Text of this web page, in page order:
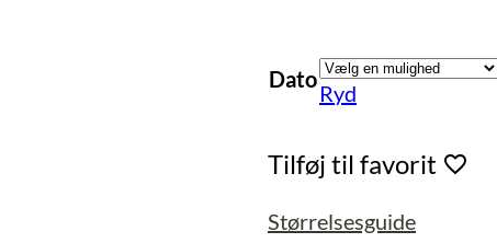
Dato
Ryd
Tilføj til favorit
Størrelsesguide